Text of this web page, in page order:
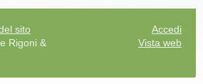
sito
Rigoni &
Accedi
Vista web